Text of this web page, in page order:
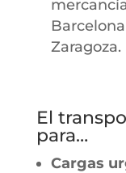
Zaragoza.
El
para…
Cargas